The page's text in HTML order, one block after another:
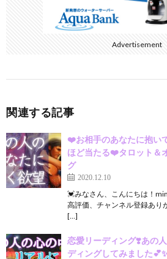
Advertisement
関連する記事
❤️お相手のあなたに抱い
ほど当たる❤️タロット＆
グ
2020.12.10
💓みなさん、こんにちは！
高評価、チャンネル登録あり
[…]
恋愛リーディング❣️あの
ディングしてみました